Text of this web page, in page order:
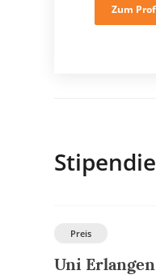
Zum
Preis
Uni